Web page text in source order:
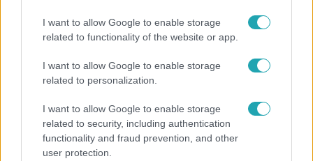
I want to allow Google to enable storage
related to functionality of the website or app.
I want to allow Google to enable storage
related to personalization.
I want to allow Google to enable storage
related to security, including authentication
functionality and fraud prevention, and other
user protection.
Kultúra